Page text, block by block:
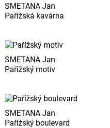
SMETANA Jan
Pařížská kavárna
SMETANA Jan
Pařížský motiv
SMETANA Jan
Pařížský boulevard